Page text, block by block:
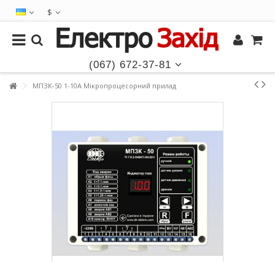
$
(067) 672-37-81
МПЗК-50 1-10А Мікропроцесорний прилад